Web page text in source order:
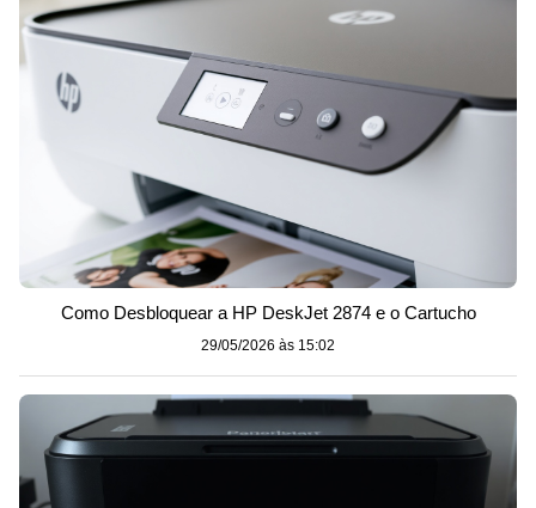
Como Desbloquear a HP DeskJet 2874 e o Cartucho
29/05/2026 às 15:02